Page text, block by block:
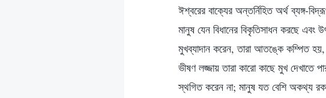
ঈশ্বরের বাক্যের অন্তর্নিহিত অর্থ ব্যঙ্গ-
মানুষ যেন বিধানের বিকৃতিসাধন করছে
মুখব্যাদান করেন, তারা আতঙ্কে কম্পিত
ভীষণ লজ্জায় তারা কারো কাছে মুখ
স্থগিত করেন না; মানুষ যত বেশি অকথ্য